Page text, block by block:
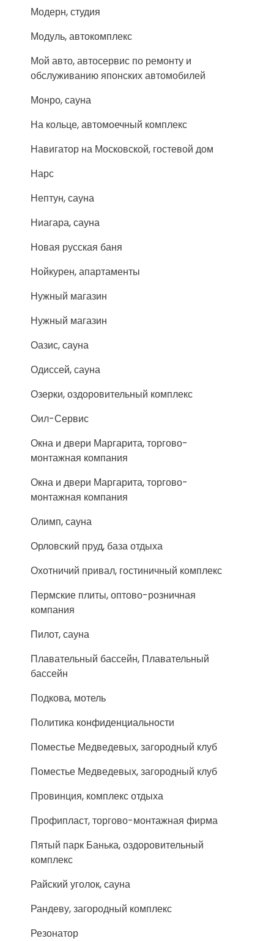
Модерн, студия
Модуль, автокомплекс
Мой авто, автосервис по ремонту и
обслуживанию японских автомобилей
Монро, сауна
На кольце, автомоечный комплекс
Навигатор на Московской, гостевой дом
Нарс
Нептун, сауна
Ниагара, сауна
Новая русская баня
Нойкурен, апартаменты
Нужный магазин
Нужный магазин
Оазис, сауна
Одиссей, сауна
Озерки, оздоровительный комплекс
Оил-Сервис
Окна и двери Маргарита, торгово-
монтажная компания
Окна и двери Маргарита, торгово-
монтажная компания
Олимп, сауна
Орловский пруд, база отдыха
Охотничий привал, гостиничный комплекс
Пермские плиты, оптово-розничная
компания
Пилот, сауна
Плавательный бассейн, Плавательный
бассейн
Подкова, мотель
Политика конфиденциальности
Поместье Медведевых, загородный клуб
Поместье Медведевых, загородный клуб
Провинция, комплекс отдыха
Профипласт, торгово-монтажная фирма
Пятый парк Банька, оздоровительный
комплекс
Райский уголок, сауна
Рандеву, загородный комплекс
Резонатор